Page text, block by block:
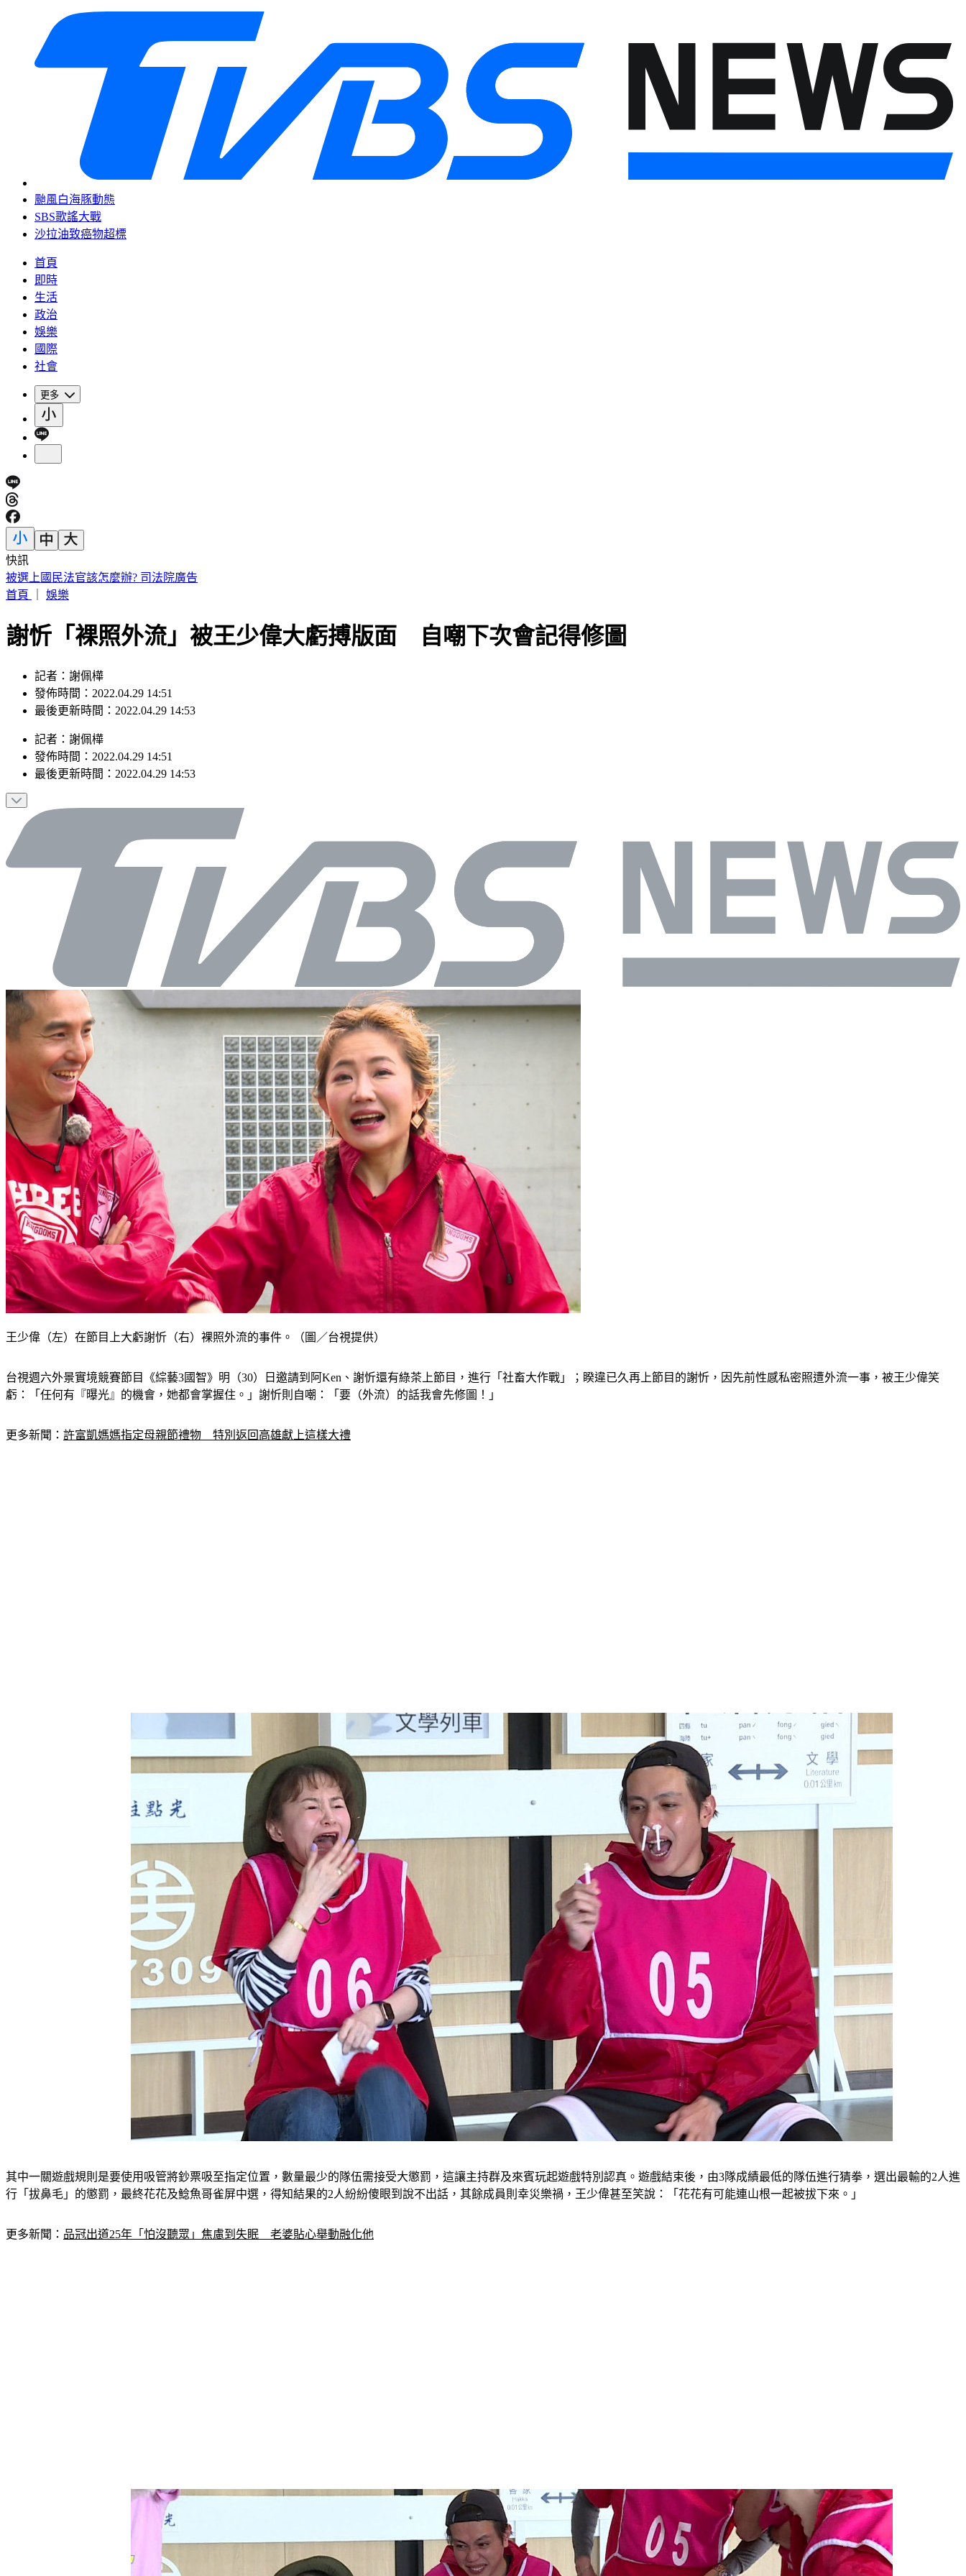
颱風白海豚動態
SBS歌謠大戰
沙拉油致癌物超標
首頁
即時
生活
政治
娛樂
國際
社會
更多
快訊
快訊／三峽河4高中生戲水「1人失聯」
首頁
娛樂
謝忻「裸照外流」被王少偉大虧搏版面 自嘲下次會記得修圖
記者：謝佩樺
發佈時間：2022.04.29 14:51
最後更新時間：2022.04.29 14:53
記者 ： 謝佩樺
發佈時間： 2022.04.29 14:51
最後更新時間： 2022.04.29 14:53
王少偉（左）在節目上大虧謝忻（右）裸照外流的事件。（圖／台視提供）
台視週六外景實境競賽節目《綜藝3國智》明（30）日邀請到阿Ken、謝忻還有綠茶上節目，進行「社畜大作戰」；睽違已久再上節目的謝忻，因先前性感私密照遭外流一事，被王少偉笑
虧：「任何有『曝光』的機會，她都會掌握住。」謝忻則自嘲：「要（外流）的話我會先修圖！」
更多新聞： 許富凱媽媽指定母親節禮物　特別返回高雄獻上這樣大禮
其中一關遊戲規則是要使用吸管將鈔票吸至指定位置，數量最少的隊伍需接受大懲罰，這讓主持群及來賓玩起遊戲特別認真。遊戲結束後，由3隊成績最低的隊伍進行猜拳，選出最輸的2人進
行「拔鼻毛」的懲罰，最終花花及鯰魚哥雀屏中選，得知結果的2人紛紛傻眼到說不出話，其餘成員則幸災樂禍，王少偉甚至笑說：「花花有可能連山根一起被拔下來。」
更多新聞： 品冠出道25年「怕沒聽眾」焦慮到失眠　老婆貼心舉動融化他